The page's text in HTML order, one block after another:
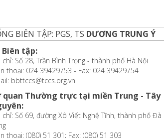
BIÊN TẬP: PGS, TS DƯƠNG TRUNG Ý
Biên tập:
Số 28, Trần Bình Trọng - thành phố Hà Nội
thoại: 024 39429753 - Fax: 024 39429754
bbttccs@tccs.org.vn
quan Thường trực tại miền Trung - Tây
Số 69, đường Xô Viết Nghệ Tĩnh, thành phố Đà
thoại: (080) 51 301; Fax: (080) 51 303